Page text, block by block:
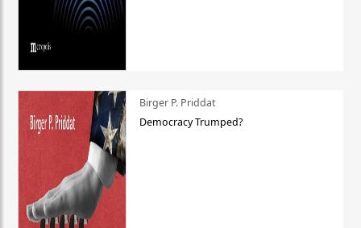
Birger P. Priddat
Democracy Trumped?